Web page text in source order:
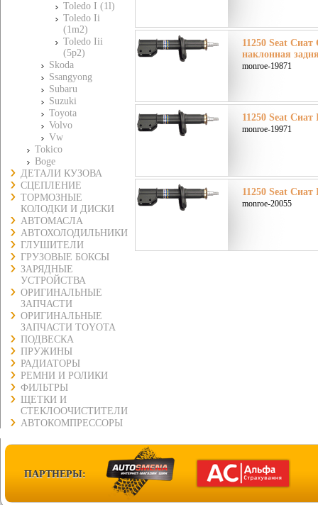
Toledo I (1l)
Toledo Ii
(1m2)
Toledo Iii
(5p2)
Skoda
Ssangyong
Subaru
Suzuki
Toyota
Volvo
Vw
Tokico
Boge
ДЕТАЛИ КУЗОВА
СЦЕПЛЕНИЕ
ТОРМОЗНЫЕ
КОЛОДКИ И ДИСКИ
АВТОМАСЛА
АВТОХОЛОДИЛЬНИКИ
ГЛУШИТЕЛИ
ГРУЗОВЫЕ БОКСЫ
ЗАРЯДНЫЕ
УСТРОЙСТВА
ОРИГИНАЛЬНЫЕ
ЗАПЧАСТИ
ОРИГИНАЛЬНЫЕ
ЗАПЧАСТИ TOYOTA
ПОДВЕСКА
ПРУЖИНЫ
РАДИАТОРЫ
РЕМНИ И РОЛИКИ
ФИЛЬТРЫ
ЩЕТКИ И
СТЕКЛООЧИСТИТЕЛИ
АВТОКОМПРЕССОРЫ
11250 Seat Сиат
наклонная
monroe-19871
11250 Seat
monroe-19971
11250 Seat
monroe-20055
ПАРТНЕРЫ: